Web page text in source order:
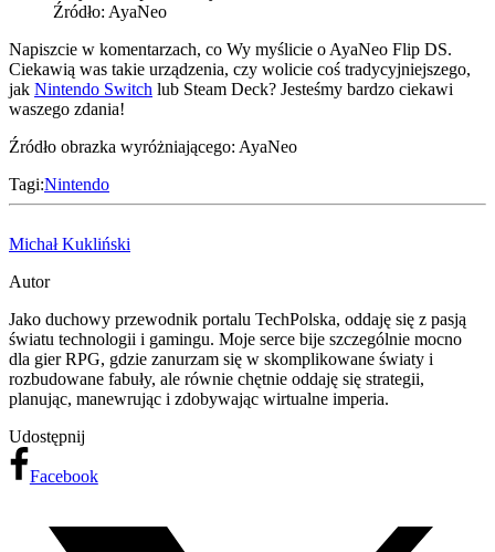
Źródło: AyaNeo
Napiszcie w komentarzach, co Wy myślicie o AyaNeo Flip DS.
Ciekawią was takie urządzenia, czy wolicie coś tradycyjniejszego,
jak Nintendo Switch lub Steam Deck? Jesteśmy bardzo ciekawi
waszego zdania!
Źródło obrazka wyróżniającego: AyaNeo
Tagi:Nintendo
Michał Kukliński
Autor
Jako duchowy przewodnik portalu TechPolska, oddaję się z pasją
światu technologii i gamingu. Moje serce bije szczególnie mocno
dla gier RPG, gdzie zanurzam się w skomplikowane światy i
rozbudowane fabuły, ale równie chętnie oddaję się strategii,
planując, manewrując i zdobywając wirtualne imperia.
Udostępnij
Facebook